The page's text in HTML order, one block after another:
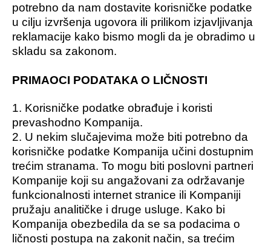
potrebno da nam dostavite korisničke podatke
u cilju izvršenja ugovora ili prilikom izjavljivanja
reklamacije kako bismo mogli da je obradimo u
skladu sa zakonom.
PRIMAOCI PODATAKA O LIČNOSTI
1. Korisničke podatke obrađuje i koristi
prevashodno Kompanija.
2. U nekim slučajevima može biti potrebno da
korisničke podatke Kompanija učini dostupnim
trećim stranama. To mogu biti poslovni partneri
Kompanije koji su angažovani za održavanje
funkcionalnosti internet stranice ili Kompaniji
pružaju analitičke i druge usluge. Kako bi
Kompanija obezbedila da se sa podacima o
ličnosti postupa na zakonit način, sa trećim